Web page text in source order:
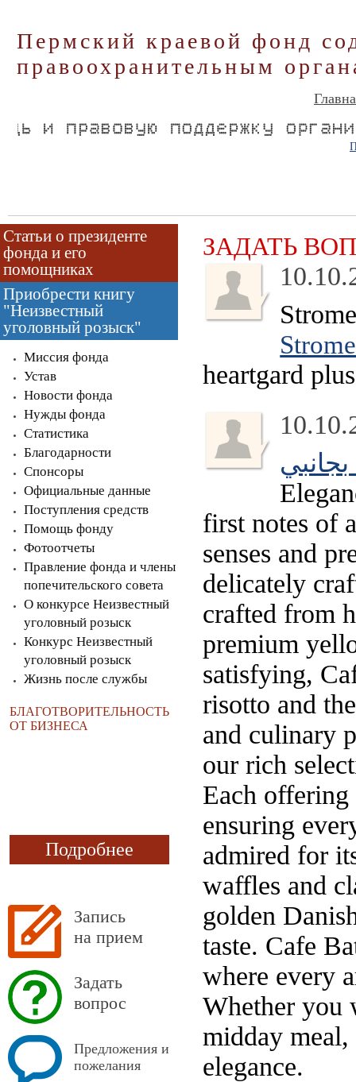
Пермский краевой фонд
правоохранительным
Статьи о президенте
фонда и его
помощниках
Приобрести книгу
"Неизвестный
уголовный розыск"
Миссия фонда
Устав
Новости фонда
Нужды фонда
Статистика
Благодарности
Спонсоры
Официальные данные
Поступления средств
Помощь фонду
Фотоотчеты
Правление фонда и члены
попечительского совета
О конкурсе Неизвестный
уголовный розыск
Конкурс Неизвестный
уголовный розыск
Жизнь после службы
БЛАГОТВОРИТЕЛЬНОСТЬ
ОТ БИЗНЕСА
Подробнее
Запись
на прием
Задать
вопрос
Предложения и
пожелания
ЗАДАТЬ
heartgard plus
first notes of
senses and
delicately
crafted from
premium
satisfying,
risotto and
and culinary
our rich
Each
ensuring
admired for
waffles and
golden
taste. Cafe
where every
Whether you
midday
elegance.